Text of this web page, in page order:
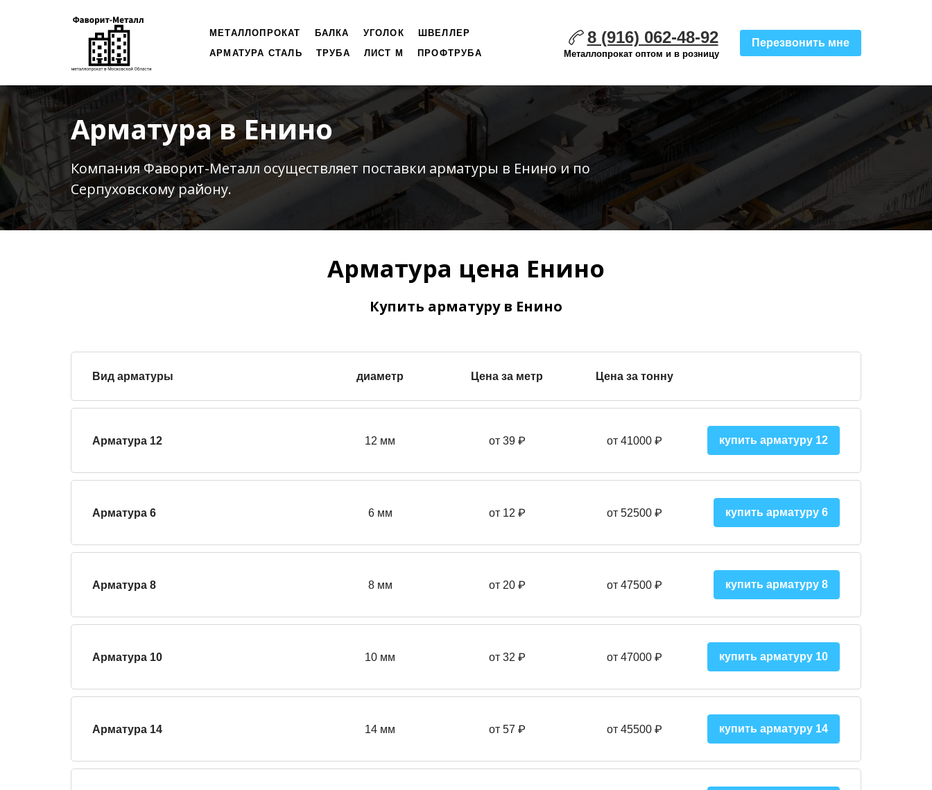
МЕТАЛЛОПРОКАТ БАЛКА УГОЛОК
ШВЕЛЛЕР
АРМАТУРА СТАЛЬ
ТРУБА ЛИСТ М ПРОФТРУБА
8 (916) 062-48-92
Металлопрокат оптом и в розницу
Перезвонить мне
Арматура в Енино
Компания Фаворит-Металл осуществляет поставки арматуры в Енино и по
Серпуховскому району.
Арматура цена Енино
Купить арматуру в Енино
Вид арматуры диаметр Цена за метр Цена за тонну
Арматура 12 12 мм от 39₽ от 41000₽ купить арматуру 12
Арматура 6 6 мм от 12 ₽ от 52500₽ купить арматуру 6
Арматура 8 8 мм от 20 ₽ от 47500₽ купить арматуру 8
Арматура 10 10 мм от 32 ₽ от 47000₽ купить арматуру 10
Арматура 14 14 мм от 57 ₽ от 45500₽ купить арматуру 14